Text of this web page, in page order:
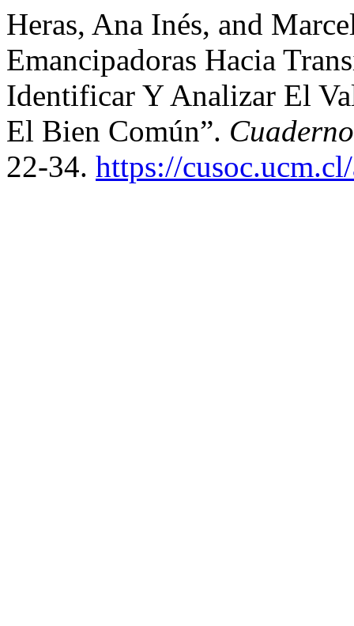
Heras, Ana Inés, and
Emancipadoras Hacia
Identificar Y Analizar El
El Bien Común”.
22-34. https://